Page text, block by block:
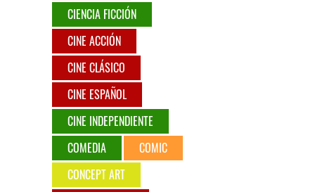
CIENCIA FICCIÓN
CINE ACCIÓN
CINE CLÁSICO
CINE ESPAÑOL
CINE INDEPENDIENTE
COMEDIA
COMIC
CONCEPT ART